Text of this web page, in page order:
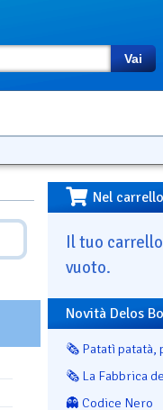
Vai
Nel carrello
Il tuo
vuoto.
Novità Delos
🗞️ Patatì patatà,
🗞️ La Fabbrica
👻 Codice Nero